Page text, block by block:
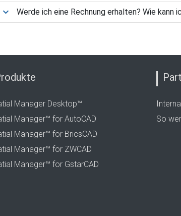
Werde ich eine Rechnung erhalten? Wie kann
Manager Desktop™
Manager™ for AutoCAD
Manager™ for BricsCAD
Manager™ for ZWCAD
Manager™ for GstarCAD
So